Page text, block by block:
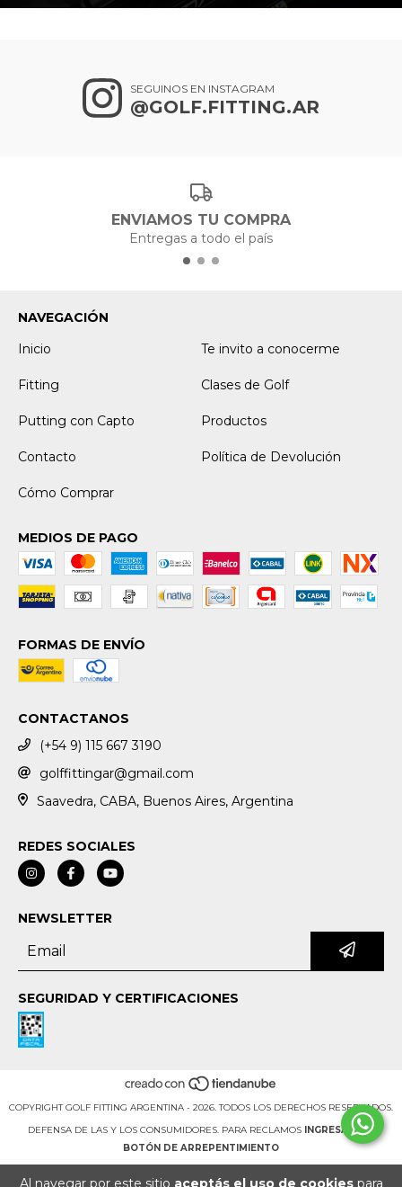
Al navegar por este sitio aceptás el uso de cookiespara
SEGUINOS EN INSTAGRAM
@GOLF.FITTING.AR
ENVIAMOS TU COMPRA
Entregas a todo el país
NAVEGACIÓN
Inicio
Te invito a conocerme
Fitting Clases de Golf
Putting con Capto Productos
Contacto Política de Devolución
Cómo Comprar
MEDIOS DE PAGO
FORMAS DE ENVÍO
CONTACTANOS
(+54 9) 115 667 3190
golffittingar@gmail.com
Saavedra, CABA, Buenos Aires, Argentina
REDES SOCIALES
NEWSLETTER
SEGURIDAD Y CERTIFICACIONES
COPYRIGHT GOLF FITTING ARGENTINA - 2026. TODOS LOS DERECHOS RESERVADOS.
DEFENSA DE LAS Y LOS CONSUMIDORES. PARA RECLAMOS INGRESÁ ACÁ.
BOTÓN DE ARREPENTIMIENTO